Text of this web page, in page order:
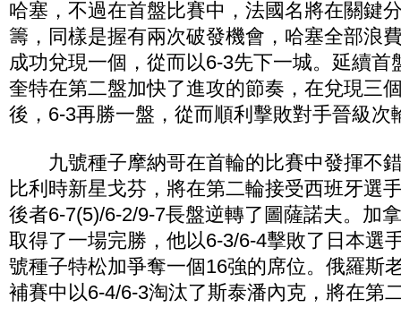
哈塞，不過在首盤比賽中，法國名將在關鍵
籌，同樣是握有兩次破發機會，哈塞全部浪
成功兌現一個，從而以6-3先下一城。延續首
奎特在第二盤加快了進攻的節奏，在兌現三
後，6-3再勝一盤，從而順利擊敗對手晉級次
九號種子摩納哥在首輪的比賽中發揮不錯
比利時新星戈芬，將在第二輪接受西班牙選
後者6-7(5)/6-2/9-7長盤逆轉了圖薩諾夫。加
取得了一場完勝，他以6-3/6-4擊敗了日本選
號種子特松加爭奪一個16強的席位。俄羅斯
補賽中以6-4/6-3淘汰了斯泰潘內克，將在第